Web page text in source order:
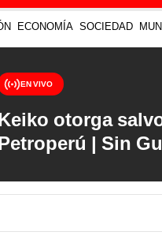
ECONOMÍA SOCIEDAD
EN VIVO
otorga
| Sin